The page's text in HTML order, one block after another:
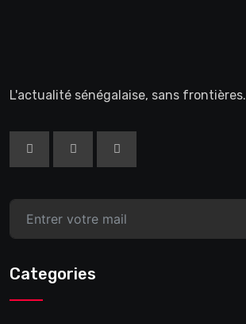
L'actualité sénégalaise, sans frontières.
Categories